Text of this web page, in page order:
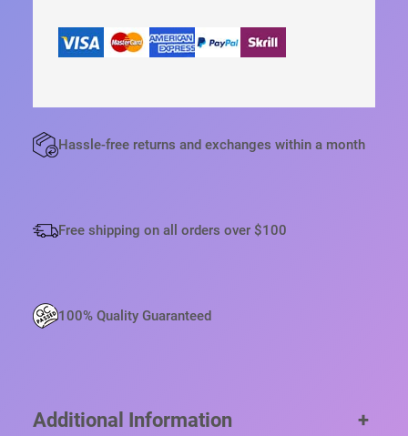
Hassle-free returns and exchanges within a month
Free shipping on all orders over $100
100% Quality Guaranteed
Additional Information +